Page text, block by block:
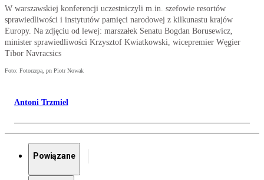
W warszawskiej konferencji uczestniczyli m.in. szefowie resortów
sprawiedliwości i instytutów pamięci narodowej z kilkunastu krajów
Europy. Na zdjęciu od lewej: marszałek Senatu Bogdan Borusewicz,
minister sprawiedliwości Krzysztof Kwiatkowski, wicepremier Węgier
Tibor Navracsics
Foto: Fotorzepa, pn Piotr Nowak
Antoni Trzmiel
Powiązane